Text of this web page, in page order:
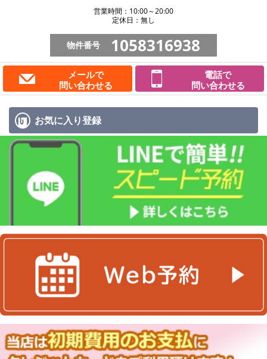
営業時間：10:00～20:00
定休日：無し
物件番号 1058316938
メールで
問い合わせる
電話で
問い合わせる
お気に入り登録